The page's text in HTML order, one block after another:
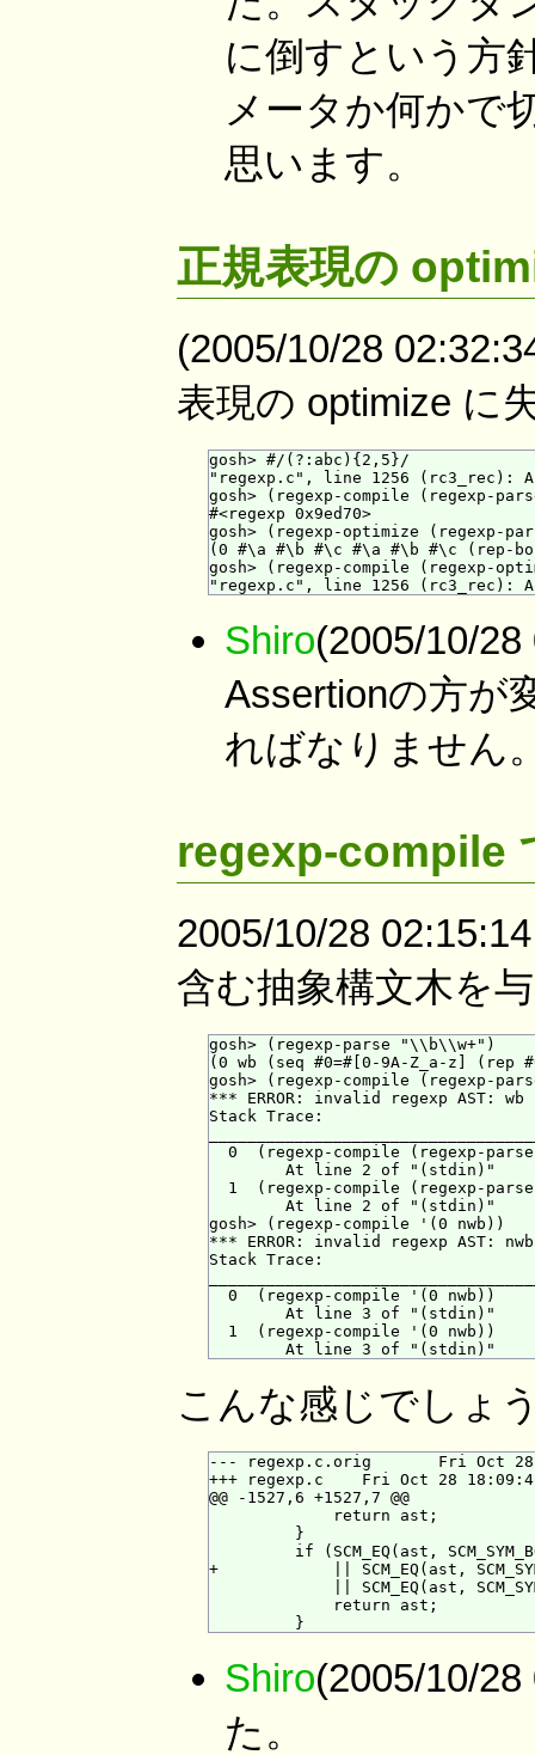
に倒すという方
メータか何かで
思います。
正規表現の
(2005/10/28
表現の optimize に
gosh> #/(?:abc){2,5}/
"regexp.c", line 1256 (rc3_rec):
gosh> (regexp-compile (regexp-
#<regexp 0x9ed70>
gosh> (regexp-optimize (regexp-
(0 #\a #\b #\c #\a #\b #\c (rep-
gosh> (regexp-compile (regexp-
Shiro(2005/10/
Assertionの方が
ればなりません
regexp-compile
2005/10/28
含む抽象構文木を
gosh> (regexp-parse "\\b\\w+")
(0 wb (seq #0=#[0-9A-Z_a-z] (rep
gosh> (regexp-compile (regexp-
*** ERROR: invalid regexp AST: wb
Stack Trace:
0  (regexp-compile (regexp-
        At line 2 of "(stdin)"
1  (regexp-compile (regexp-
        At line 2 of "(stdin)"
gosh> (regexp-compile '(0 nwb))
*** ERROR: invalid regexp AST: nwb
Stack Trace:
  0  (regexp-compile '(0 nwb))
        At line 3 of "(stdin)"
  1  (regexp-compile '(0 nwb))
こんな感じでしょ
--- regexp.c.orig       Fri Oct 28
+++ regexp.c    Fri Oct 28
@@ -1527,6 +1527,7 @@
             return ast;
         }
if (SCM_EQ(ast,
+            || SCM_EQ(ast,
|| SCM_EQ(ast,
             return ast;
Shiro(2005/10/
た。